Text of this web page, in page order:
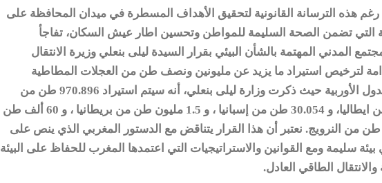
هذه الترسانة القانونية لتحقيق الأهداف المسطرة في ميدان المحافظة على
التي تضمن الصحة السليمة للمواطن وتحسين اطار عيش السكان، تفاجأ
المدني المهتمة بالشأن البيئي بقرار السيدة ليلى بنعلي وزيرة الانتقال
لترخيص استيراد ما يزيد عن مليونين ونصف طن من العجلات المطاطية
والنفايات المنزلية من الدول الأوربية حيث ذكرت وزارة ليلى بنعلي، أنه سيتم استيراد 970.896 طن من
فرنسا ، و 20 الف طن من ايطاليا، و 30.054 طن من إسبانيا ، و 1.5 مليون طن من بريطانيا ، و 60 ألف طن
، و 100 الف طن من النرويج. نعتبر أن هذا القرار يتناقض مع الدستور المغربي الذي ينص على
سليمة ومع القوانين والاستراتيجيات التي اعتمدها المغرب للحفاظ على البيئة
الطاقي العادل.